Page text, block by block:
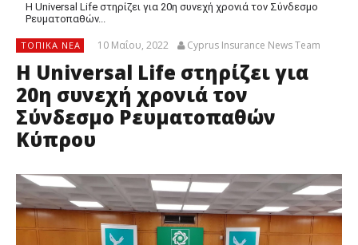
Η Universal Life στηρίζει για 20η συνεχή χρονιά τον Σύνδεσμο
Ρευματοπαθών...
ΤΟΠΙΚΑ ΝΕΑ 10 Μαΐου, 2022 Cyprus Insurance News Team
Η Universal Life στηρίζει για
20η συνεχή χρονιά τον
Σύνδεσμο Ρευματοπαθών
Κύπρου